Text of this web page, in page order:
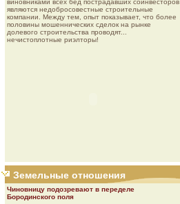
виновниками всех бед пострадавших соинвесторов
являются недобросовестные строительные
компании. Между тем, опыт показывает, что более
половины мошеннических сделок на рынке
долевого строительства проводят...
нечистоплотные риэлторы!
Земельные отношения
Чиновницу подозревают в переделе
Бородинского поля